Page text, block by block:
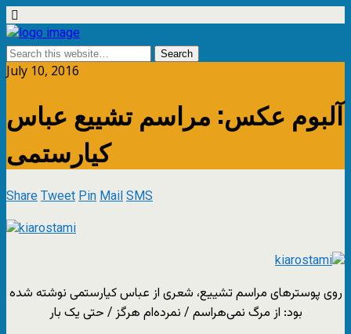
July 10, 2016
آلبوم عکس: مراسم تشییع عباس
کیارستمی
ShareTweetPinMailSMS
روی پوسترهای مراسم تشییع، شعری از عباس کیارستمی نوشته شده
بود: از مرگ نمی‌هراسم / نمرده‌ام هرگز / حتی یک بار